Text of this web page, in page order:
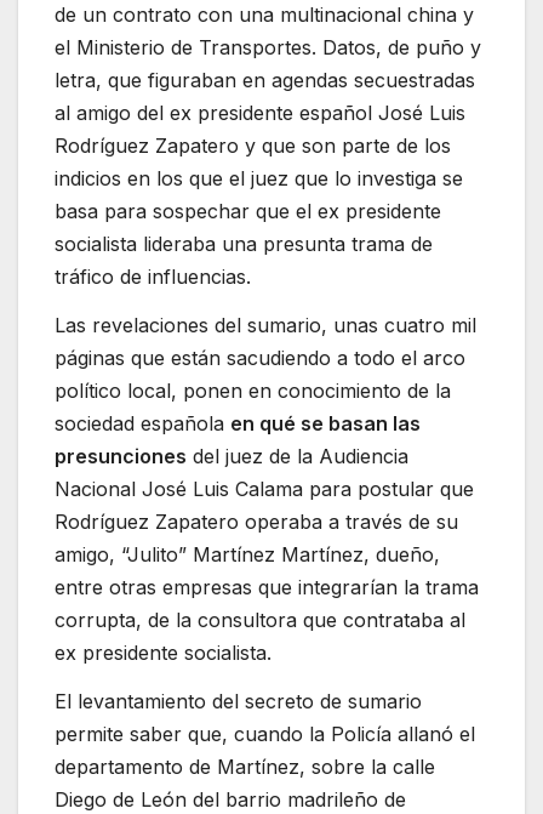
de un contrato con una multinacional china y
el Ministerio de Transportes. Datos, de puño y
letra, que figuraban en agendas secuestradas
al amigo del ex presidente español José Luis
Rodríguez Zapatero y que son parte de los
indicios en los que el juez que lo investiga se
basa para sospechar que el ex presidente
socialista lideraba una presunta trama de
tráfico de influencias.
Las revelaciones del sumario, unas cuatro mil
páginas que están sacudiendo a todo el arco
político local, ponen en conocimiento de la
sociedad española en qué se basan las
presunciones del juez de la Audiencia
Nacional José Luis Calama para postular que
Rodríguez Zapatero operaba a través de su
amigo, “Julito” Martínez Martínez, dueño,
entre otras empresas que integrarían la trama
corrupta, de la consultora que contrataba al
ex presidente socialista.
El levantamiento del secreto de sumario
permite saber que, cuando la Policía allanó el
departamento de Martínez, sobre la calle
Diego de León del barrio madrileño de